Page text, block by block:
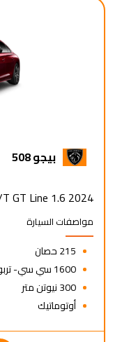
بيجو 508
2024 1.6 A/T GT Line
مواصفات السيارة
215 حصان
1600 سي سي- تربو
300 نيوتن متر
أوتوماتيك